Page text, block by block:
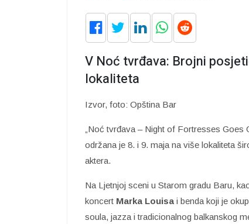
V Noć tvrđava: Brojni
lokaliteta
Izvor, foto: Opština Bar
„Noć tvrđava – Night of Fortresses Goes
održana je 8. i 9. maja na više lokaliteta
aktera.
Na Ljetnjoj sceni u Starom gradu Baru,
koncert Marka Louisa i benda koji je
soula, jazza i tradicionalnog balkanskog